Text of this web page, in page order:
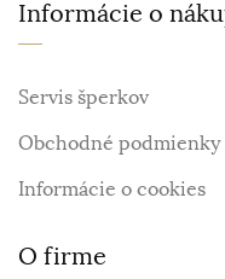
Informácie o
Servis šperkov
Obchodné podmienky
Informácie o cookies
O firme